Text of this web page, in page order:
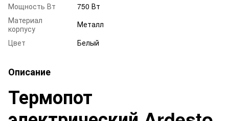
Мощность Вт
750 Вт
Материал
корпусу
Металл
Цвет
Белый
Описание
Термопот